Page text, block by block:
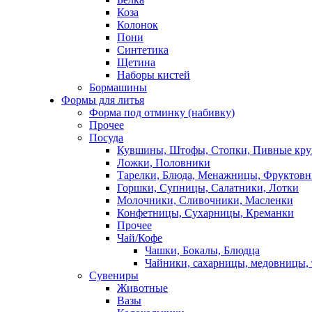
Коза
Колонок
Пони
Синтетика
Щетина
Наборы кистей
Бормашины
Формы для литья
Форма под отминку (набивку)
Прочее
Посуда
Кувшины, Штофы, Стопки, Пивные
Ложки, Половники
Тарелки, Блюда, Менажницы,
Горшки, Супницы, Салатники, Лотки
Молочники, Сливочники, Масленки
Конфетницы, Сухарницы, Креманки
Прочее
Чай/Кофе
Чашки, Бокалы, Блюдца
Чайники, сахарницы, медовницы,
Сувениры
Животные
Вазы